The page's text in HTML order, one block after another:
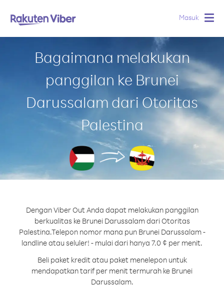
Masuk
Bagaimana melakukan
panggilan ke Brunei
Darussalam dari Otoritas
Palestina
Dengan Viber Out Anda dapat melakukan panggilan
berkualitas ke Brunei Darussalam dari Otoritas
Palestina.Telepon nomor mana pun Brunei Darussalam -
landline atau seluler! - mulai dari hanya 7.0 ¢ per menit.
Beli paket kredit atau paket menelepon untuk
mendapatkan tarif per menit termurah ke Brunei
Darussalam.